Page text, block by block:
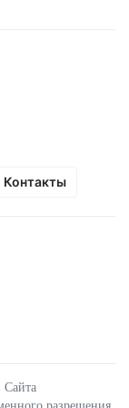
Контакты
Сайта